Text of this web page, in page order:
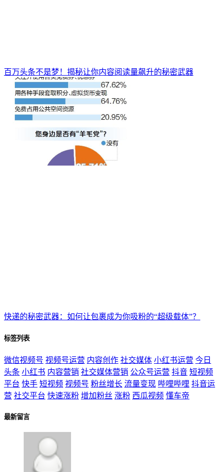
百万头条不是梦！揭秘让你内容阅读量飙升的秘密武器
快递的秘密武器：如何让包裹成为你吸粉的“超级载体”？
标签列表
微信视频号 视频号运营 内容创作 社交媒体 小红书运营 今日
头条 小红书 内容营销 社交媒体营销 公众号运营 抖音 短视频
平台 快手 短视频 视频号 粉丝增长 流量变现 哔哩哔哩 抖音运
营 社交平台 快速涨粉 增加粉丝 涨粉 西瓜视频 懂车帝
最新留言